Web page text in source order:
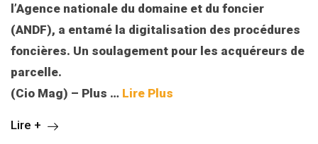
l’Agence nationale du domaine et du foncier
(ANDF), a entamé la digitalisation des procédures
foncières. Un soulagement pour les acquéreurs de
parcelle.
(Cio Mag) – Plus … Lire Plus
Lire +